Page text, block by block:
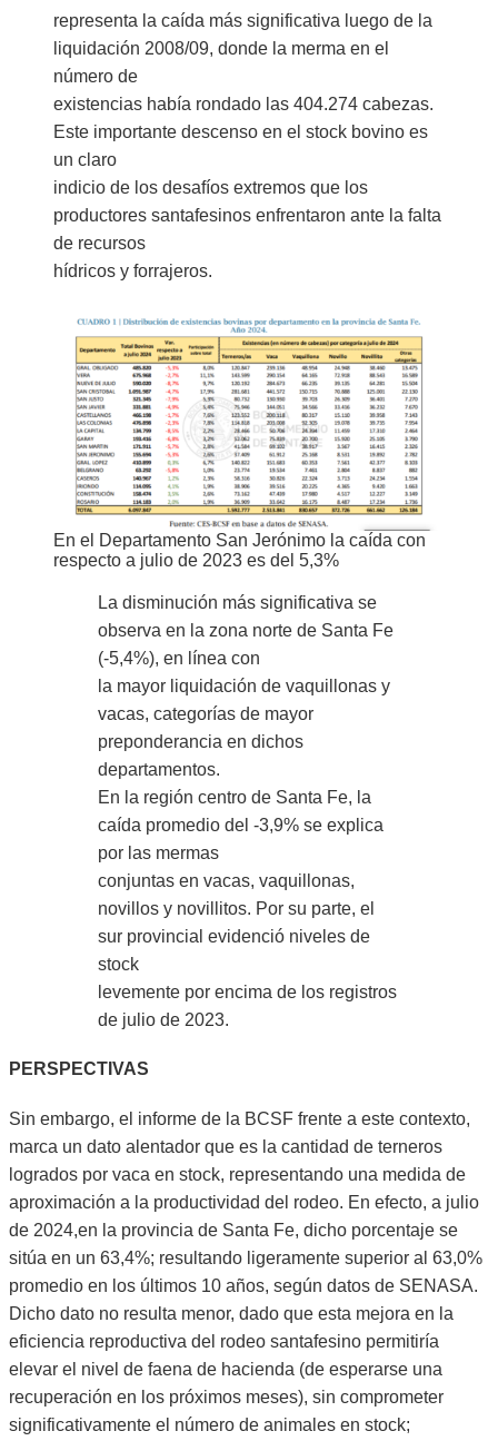
representa la caída más significativa luego de la
liquidación 2008/09, donde la merma en el
número de
existencias había rondado las 404.274 cabezas.
Este importante descenso en el stock bovino es
un claro
indicio de los desafíos extremos que los
productores santafesinos enfrentaron ante la falta
de recursos
hídricos y forrajeros.
En el Departamento San Jerónimo la caída con
respecto a julio de 2023 es del 5,3%
La disminución más significativa se
observa en la zona norte de Santa Fe
(-5,4%), en línea con
la mayor liquidación de vaquillonas y
vacas, categorías de mayor
preponderancia en dichos
departamentos.
En la región centro de Santa Fe, la
caída promedio del -3,9% se explica
por las mermas
conjuntas en vacas, vaquillonas,
novillos y novillitos. Por su parte, el
sur provincial evidenció niveles de
stock
levemente por encima de los registros
de julio de 2023.
PERSPECTIVAS
Sin embargo, el informe de la BCSF frente a este contexto,
marca un dato alentador que es la cantidad de terneros
logrados por vaca en stock, representando una medida de
aproximación a la productividad del rodeo. En efecto, a julio
de 2024,en la provincia de Santa Fe, dicho porcentaje se
sitúa en un 63,4%; resultando ligeramente superior al 63,0%
promedio en los últimos 10 años, según datos de SENASA.
Dicho dato no resulta menor, dado que esta mejora en la
eficiencia reproductiva del rodeo santafesino permitiría
elevar el nivel de faena de hacienda (de esperarse una
recuperación en los próximos meses), sin comprometer
significativamente el número de animales en stock;